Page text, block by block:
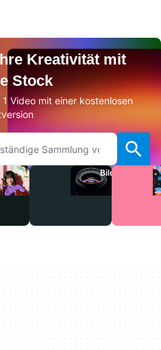
Kreativität mit
Stock
Video mit einer kostenlosen
Audio Bilder